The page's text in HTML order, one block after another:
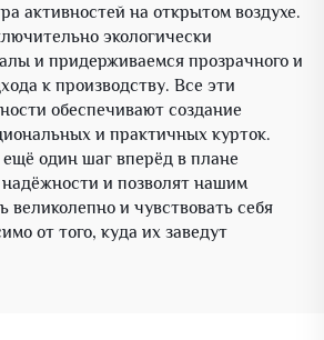
активностей на открытом воздухе.
экологически
и придерживаемся прозрачного и
к производству. Все эти
обеспечивают создание
и практичных курток.
один шаг вперёд в плане
и позволят нашим
великолепно и чувствовать себя
от того, куда их заведут